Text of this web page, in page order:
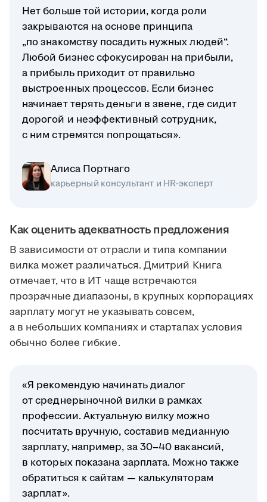
Нет больше той истории, когда роли
закрываются на основе принципа
„по знакомству посадить нужных людей“.
Любой бизнес сфокусирован на прибыли,
а прибыль приходит от правильно
выстроенных процессов. Если бизнес
начинает терять деньги в звене, где сидит
дорогой и неэффективный сотрудник,
с ним стремятся попрощаться».
Алиса Портнаго
карьерный консультант и HR-эксперт
Как оценить адекватность предложения
В зависимости от отрасли и типа компании
вилка может различаться. Дмитрий Книга
отмечает, что в ИТ чаще встречаются
прозрачные диапазоны, в крупных корпорациях
зарплату могут не указывать совсем,
а в небольших компаниях и стартапах условия
обычно более гибкие.
«Я рекомендую начинать диалог
от среднерыночной вилки в рамках
профессии. Актуальную вилку можно
посчитать вручную, составив медианную
зарплату, например, за 30–40 вакансий,
в которых показана зарплата. Можно также
обратиться к сайтам — калькуляторам
зарплат».